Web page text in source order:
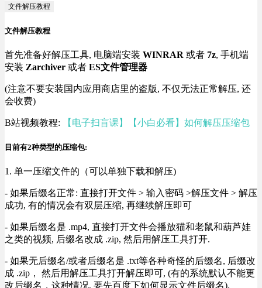
文件解压教程
文件解压教程
首先准备好解压工具, 电脑端安装 WINRAR 或者 7z, 手机端
安装 Zarchiver 或者 ES文件管理器
(注意不要安装国内应用商店里的盗版, 不仅无法正常解压, 还
会收费)
B站视频教程: 【电子扫盲课】【小白必看】如何解压压缩包
目前有2种类型的压缩包:
1. 单一压缩文件的（可以单独下载和解压)
- 如果后缀名正常: 直接打开文件 > 输入密码 >解压文件 > 解压
成功, 有的情况会有双层压缩, 再继续解压即可
- 如果后缀名是 .mp4, 直接打开文件会播放猫和老鼠和葫芦娃
之类的视频, 后缀名改成 .zip, 然后用解压工具打开.
- 如果无后缀名/或者后缀名是 .txt等各种奇怪的后缀名, 后缀改
成 .zip， 然后用解压工具打开解压即可, (有的系统默认不能更
改后缀名，这种情况, 要先百度下如何显示文件后缀名).